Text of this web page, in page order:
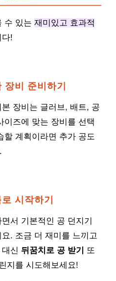
수 있는 재미있고 효과적
다!
비 준비하기
장비는 글러브, 배트, 공
이즈에 맞는 장비를 선택
할 계획이라면 추가 공도
시작하기
서 기본적인 공 던지기
. 조금 더 재미를 느끼고
대신 뒤꿈치로 공 받기
또
지를 시도해보세요!